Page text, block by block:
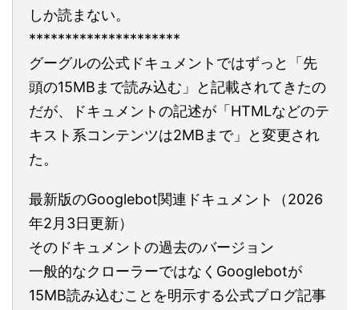
しか読まない。
*********************
グーグルの公式ドキュメントではずっと「先
頭の15MBまで読み込む」と記載されてきたの
だが、ドキュメントの記述が「HTMLなどのテ
キスト系コンテンツは2MBまで」と変更され
た。
最新版のGooglebot関連ドキュメント（2026
年2月3日更新）
そのドキュメントの過去のバージョン
一般的なクローラーではなくGooglebotが
15MB読み込むことを明示する公式ブログ記事